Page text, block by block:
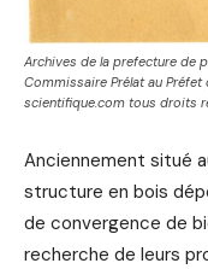
Archives de la prefecture de
Commissaire Prélat au Préfet
scientifique.com tous droits
Anciennement situé
structure en bois
de convergence de
recherche de leurs